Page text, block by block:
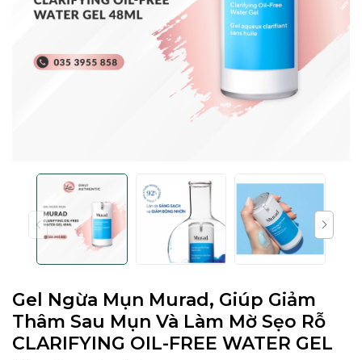
Gel Ngừa Mụn Murad, Giúp Giảm
Thâm Sau Mụn Và Làm Mờ Sẹo Rỗ
CLARIFYING OIL-FREE WATER GEL